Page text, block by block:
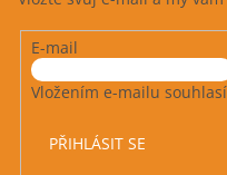
E-mail
Vložením e-mailu
PŘIHLÁSIT SE